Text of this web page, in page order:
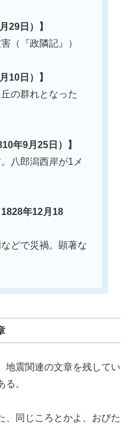
29日）】
（『政隣記』）
10日）】
の群れとなった
年9月25日）】
八郎潟西岸が1メ
1828年12月18
どで災禍。顕著な
地震関連の文章を残してい
。
、同じころとかよ、おびた